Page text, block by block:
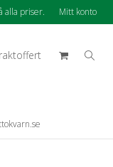
alla priser. Mitt konto